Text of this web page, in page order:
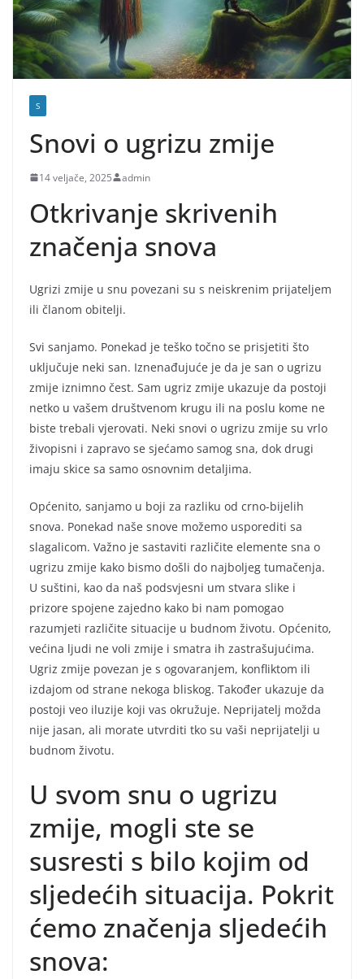
S
Snovi o ugrizu zmije
14 veljače, 2025 admin
Otkrivanje skrivenih
značenja snova
Ugrizi zmije u snu povezani su s neiskrenim prijateljem
ili članom obitelji.
Svi sanjamo. Ponekad je teško točno se prisjetiti što
uključuje neki san. Iznenađujuće je da je san o ugrizu
zmije iznimno čest. Sam ugriz zmije ukazuje da postoji
netko u vašem društvenom krugu ili na poslu kome ne
biste trebali vjerovati. Neki snovi o ugrizu zmije su vrlo
živopisni i zapravo se sjećamo samog sna, dok drugi
imaju skice sa samo osnovnim detaljima.
Općenito, sanjamo u boji za razliku od crno-bijelih
snova. Ponekad naše snove možemo usporediti sa
slagalicom. Važno je sastaviti različite elemente sna o
ugrizu zmije kako bismo došli do najboljeg tumačenja.
U suštini, kao da naš podsvjesni um stvara slike i
prizore spojene zajedno kako bi nam pomogao
razumjeti različite situacije u budnom životu. Općenito,
većina ljudi ne voli zmije i smatra ih zastrašujućima.
Ugriz zmije povezan je s ogovaranjem, konfliktom ili
izdajom od strane nekoga bliskog. Također ukazuje da
postoji veo iluzije koji vas okružuje. Neprijatelj možda
nije jasan, ali morate utvrditi tko su vaši neprijatelji u
budnom životu.
U svom snu o ugrizu
zmije, mogli ste se
susresti s bilo kojim od
sljedećih situacija. Pokrit
ćemo značenja sljedećih
snova: